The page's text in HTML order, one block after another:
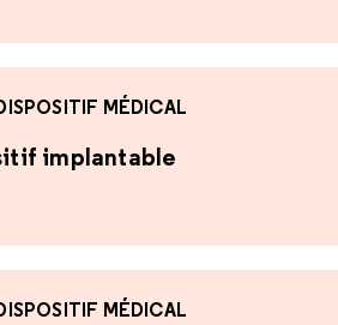
MÉDICAL
implantable
MÉDICAL